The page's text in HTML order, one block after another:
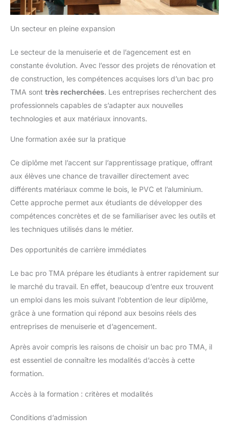
Un secteur en pleine expansion
Le secteur de la menuiserie et de l’agencement est en
constante évolution. Avec l’essor des projets de rénovation et
de construction, les compétences acquises lors d’un bac pro
TMA sont très recherchées. Les entreprises recherchent des
professionnels capables de s’adapter aux nouvelles
technologies et aux matériaux innovants.
Une formation axée sur la pratique
Ce diplôme met l’accent sur l’apprentissage pratique, offrant
aux élèves une chance de travailler directement avec
différents matériaux comme le bois, le PVC et l’aluminium.
Cette approche permet aux étudiants de développer des
compétences concrètes et de se familiariser avec les outils et
les techniques utilisés dans le métier.
Des opportunités de carrière immédiates
Le bac pro TMA prépare les étudiants à entrer rapidement sur
le marché du travail. En effet, beaucoup d’entre eux trouvent
un emploi dans les mois suivant l’obtention de leur diplôme,
grâce à une formation qui répond aux besoins réels des
entreprises de menuiserie et d’agencement.
Après avoir compris les raisons de choisir un bac pro TMA, il
est essentiel de connaître les modalités d’accès à cette
formation.
Accès à la formation : critères et modalités
Conditions d’admission